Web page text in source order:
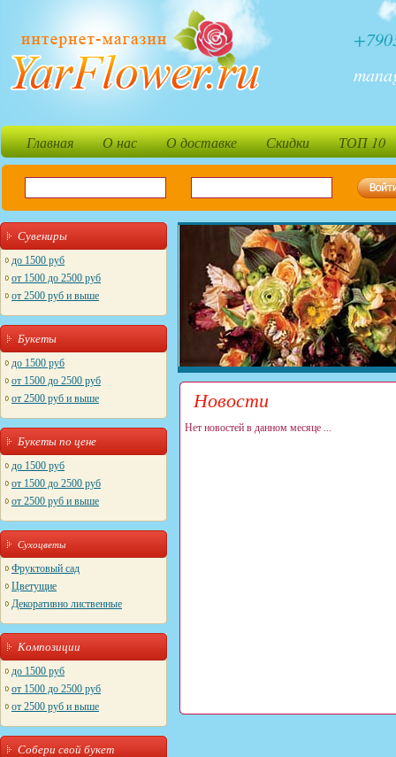
Главная О нас О доставке Скидки ТОП 10
Сувениры
до 1500 руб
от 1500 до 2500 руб
от 2500 руб и выше
Букеты
до 1500 руб
от 1500 до 2500 руб
от 2500 руб и выше
Букеты по цене
до 1500 руб
от 1500 до 2500 руб
от 2500 руб и выше
Сухоцветы
Фруктовый сад
Цветущие
Декоративно лиственные
Композиции
до 1500 руб
от 1500 до 2500 руб
от 2500 руб и выше
Собери свой букет
Новости
Нет новостей в данном месяце ...